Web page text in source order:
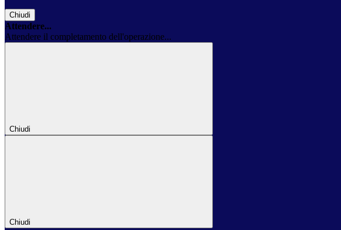
Chiudi
Attendere...
Attendere il completamento dell'operazione...
Chiudi
Chiudi